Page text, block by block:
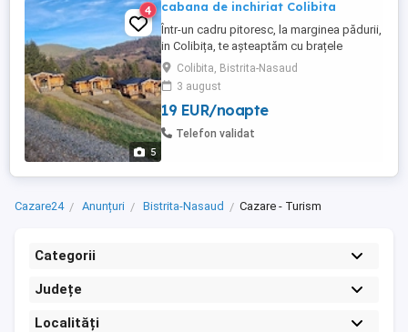
5
4 cabana de inchiriat Colibita
Într-un cadru pitoresc, la marginea pădurii,
in Colibița, te așteaptăm cu brațele
deschise un adevărat refugiu unde liniștea
naturii se îmbină armonios cu confortul
modern. Construită din bușteni și cu un
farmec ce amintește de poveștile
scandinave, această cabană este
Colibita, Bistrita-Nasaud
3 august
19 EUR/noapte
Telefon validat
Cazare24 Anunțuri Bistrita-Nasaud Cazare - Turism
Categorii
Județe
Localități